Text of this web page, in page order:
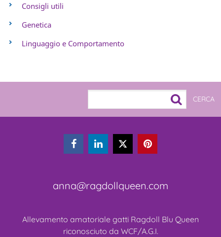
Consigli utili
Genetica
Linguaggio e Comportamento
  
anna@ragdollqueen.com
Allevamento amatoriale gatti Ragdoll Blu Queen
riconosciuto da WCF/A.G.I.